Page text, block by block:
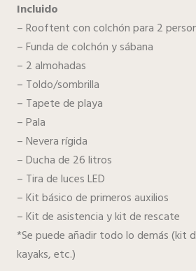
Incluido
– Rooftent con colchón para 2
– Funda de colchón y sábana
– 2 almohadas
– Toldo/sombrilla
– Tapete de playa
– Pala
– Nevera rígida
– Ducha de 26 litros
– Tira de luces LED
– Kit básico de primeros auxilios
– Kit de asistencia y kit de rescate
*Se puede añadir todo lo demás (kit
kayaks, etc.)